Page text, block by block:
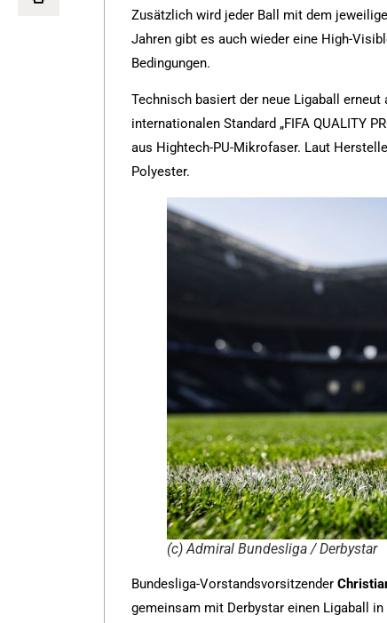
Zusätzlich wird jeder Ball mit dem
Jahren gibt es auch wieder eine High-
Bedingungen.
Technisch basiert der neue Ligaball erneut
internationalen Standard „FIFA QUALITY
aus Hightech-PU-Mikrofaser. Laut
Polyester.
(c) Admiral Bundesliga / Derbystar
Bundesliga-Vorstandsvorsitzender
gemeinsam mit Derbystar einen Ligaball